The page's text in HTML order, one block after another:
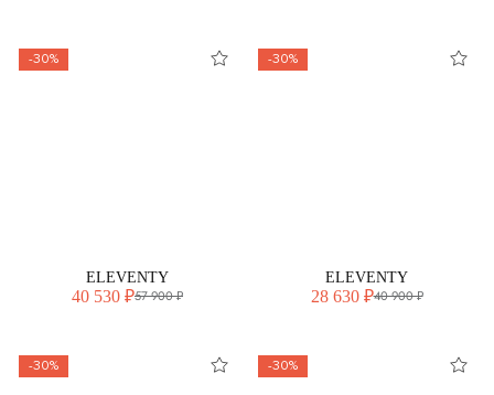
-30%
ELEVENTY
40 530 ₽57 900 ₽
-30%
ELEVENTY
28 630 ₽40 900 ₽
-30% -30%